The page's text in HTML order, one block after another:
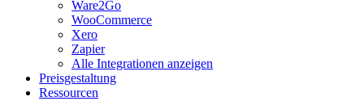
Ware2Go
WooCommerce
Xero
Zapier
Alle Integrationen anzeigen
Preisgestaltung
Ressourcen